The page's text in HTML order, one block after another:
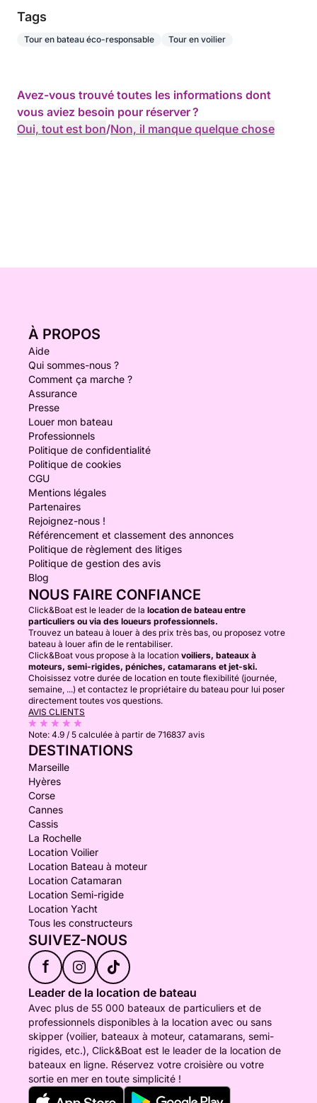
Tags
Tour en bateau éco-responsable Tour en voilier
Avez-vous trouvé toutes les informations dont
vous aviez besoin pour réserver ?
Oui, tout est bon/Non, il manque quelque chose
À PROPOS
Aide
Qui sommes-nous ?
Comment ça marche ?
Assurance
Presse
Louer mon bateau
Professionnels
Politique de confidentialité
Politique de cookies
CGU
Mentions légales
Partenaires
Rejoignez-nous !
Référencement et classement des annonces
Politique de règlement des litiges
Politique de gestion des avis
Blog
NOUS FAIRE CONFIANCE
Click&Boat est le leader de la location de bateau entre
particuliers ou via des loueurs professionnels.
Trouvez un bateau à louer à des prix très bas, ou proposez votre
bateau à louer afin de le rentabiliser.
Click&Boat vous propose à la location voiliers, bateaux à
moteurs, semi-rigides, péniches, catamarans et jet-ski.
Choisissez votre durée de location en toute flexibilité (journée,
semaine, ...) et contactez le propriétaire du bateau pour lui poser
directement toutes vos questions.
AVIS CLIENTS
Note: 4.9 / 5 calculée à partir de 716837 avis
DESTINATIONS
Marseille
Hyères
Corse
Cannes
Cassis
La Rochelle
Location Voilier
Location Bateau à moteur
Location Catamaran
Location Semi-rigide
Location Yacht
Tous les constructeurs
SUIVEZ-NOUS
f
Leader de la location de bateau
Avec plus de 55 000 bateaux de particuliers et de
professionnels disponibles à la location avec ou sans
skipper (voilier, bateaux à moteur, catamarans, semi-
rigides, etc.), Click&Boat est le leader de la location de
bateaux en ligne. Réservez votre croisière ou votre
sortie en mer en toute simplicité !